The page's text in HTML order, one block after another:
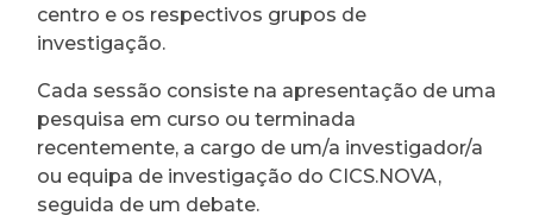
centro e os respectivos grupos de
investigação.
Cada sessão consiste na apresentação de uma
pesquisa em curso ou terminada
recentemente, a cargo de um/a investigador/a
ou equipa de investigação do CICS.NOVA,
seguida de um debate.